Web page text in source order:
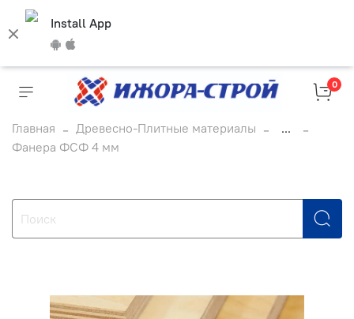
Install App
0
Главная Древесно-Плитные материалы
...
Фанера ФСФ 4 мм